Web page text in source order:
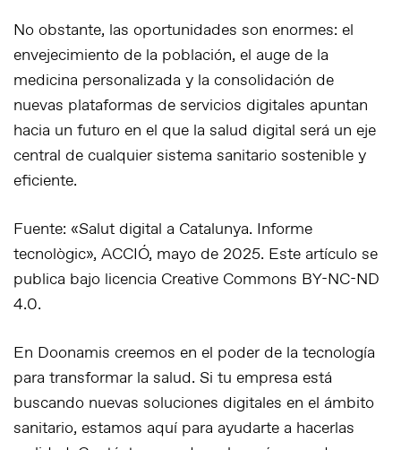
No obstante, las oportunidades son enormes: el
envejecimiento de la población, el auge de la
medicina personalizada y la consolidación de
nuevas plataformas de servicios digitales apuntan
hacia un futuro en el que la salud digital será un eje
central de cualquier sistema sanitario sostenible y
eficiente.
Fuente: «Salut digital a Catalunya. Informe
tecnològic», ACCIÓ, mayo de 2025. Este artículo se
publica bajo licencia Creative Commons BY-NC-ND
4.0.
En Doonamis creemos en el poder de la tecnología
para transformar la salud. Si tu empresa está
buscando nuevas soluciones digitales en el ámbito
sanitario, estamos aquí para ayudarte a hacerlas